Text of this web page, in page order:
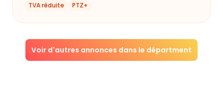
TVA réduite PTZ+
Voir d'autres annonces dans le départment